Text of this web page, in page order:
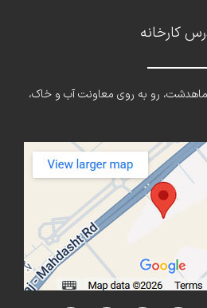
کارخانه
ماهدشت، رو به روی معاونت آب و خاک،